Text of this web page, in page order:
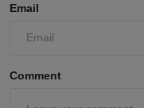
Email
Comment